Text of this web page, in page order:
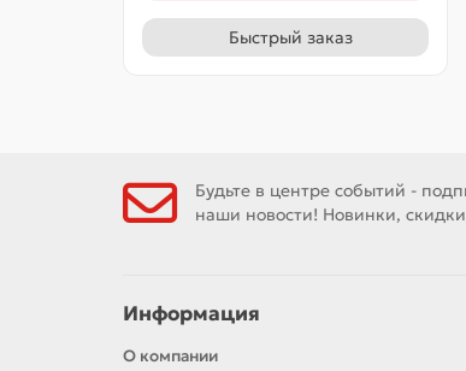
Быстрый заказ
Будьте в центре событий -
наши новости! Новинки,
Информация
О компании